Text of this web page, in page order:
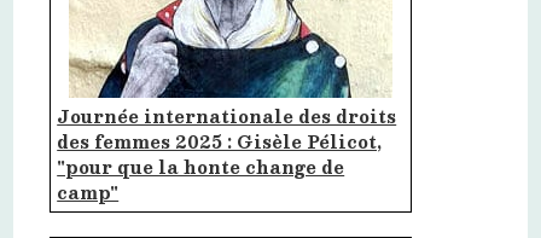
Journée internationale des droits
des femmes 2025 : Gisèle Pélicot,
"pour que la honte change de
camp"